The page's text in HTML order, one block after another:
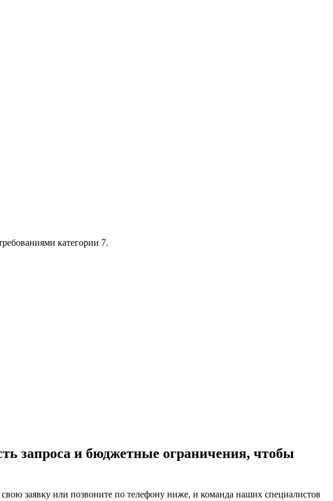
категории 7.
запроса и бюджетные ограничения, чтобы
свою заявку или позвоните по телефону ниже, и команда наших специалистов